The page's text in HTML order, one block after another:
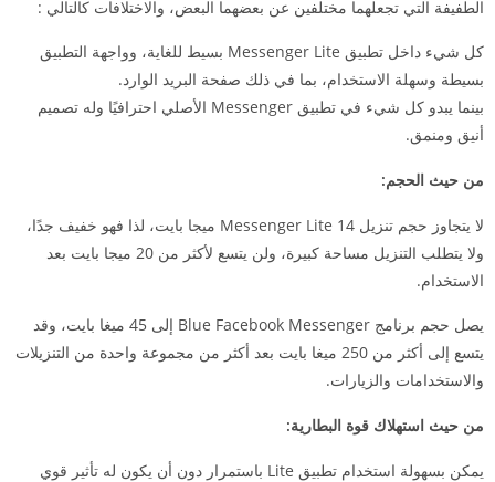
الطفيفة التي تجعلهما مختلفين عن بعضهما البعض، والاختلافات كالتالي :
كل شيء داخل تطبيق Messenger Lite بسيط للغاية، وواجهة التطبيق
بسيطة وسهلة الاستخدام، بما في ذلك صفحة البريد الوارد.
بينما يبدو كل شيء في تطبيق Messenger الأصلي احترافيًا وله تصميم
أنيق ومنمق.
من حيث الحجم:
لا يتجاوز حجم تنزيل Messenger Lite 14 ميجا بايت، لذا فهو خفيف جدًا،
ولا يتطلب التنزيل مساحة كبيرة، ولن يتسع لأكثر من 20 ميجا بايت بعد
الاستخدام.
يصل حجم برنامج Blue Facebook Messenger إلى 45 ميغا بايت، وقد
يتسع إلى أكثر من 250 ميغا بايت بعد أكثر من مجموعة واحدة من التنزيلات
والاستخدامات والزيارات.
من حيث استهلاك قوة البطارية:
يمكن بسهولة استخدام تطبيق Lite باستمرار دون أن يكون له تأثير قوي